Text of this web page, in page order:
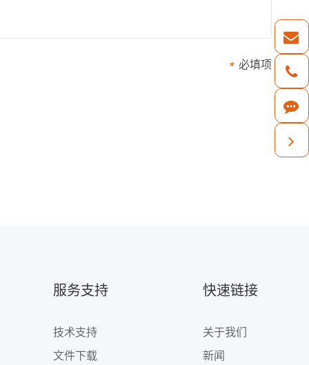
* 必填项
服务支持
技术支持
文件下载
快速链接
关于我们
新闻